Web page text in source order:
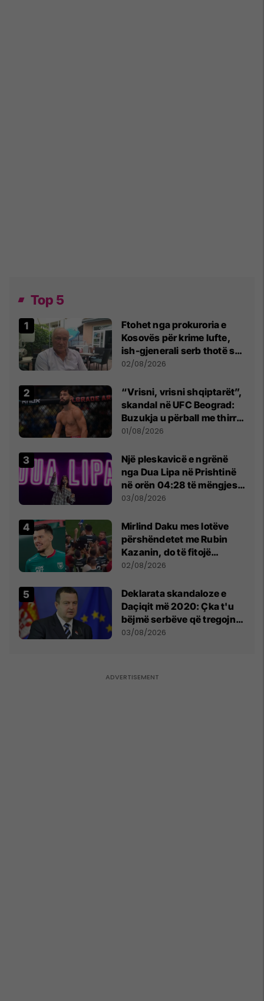
Top 5
Ftohet nga prokuroria e
Kosovës për krime lufte,
ish-gjenerali serb thotë se
dikush e tradhtoi në
02/08/2026
“Vrisni, vrisni shqiptarët”,
skandal në UFC Beograd:
Buzukja u përball me thirrje
anti-shqiptare nga
01/08/2026
Një pleskavicë e ngrënë
nga Dua Lipa në Prishtinë
në orën 04:28 të mëngjesit
- dhe bota digjitale serbe
03/08/2026
Mirlind Daku mes lotëve
përshëndetet me Rubin
Kazanin, do të fitojë
miliona te Spartak Moska
02/08/2026
​Deklarata skandaloze e
Daçiqit më 2020: Çka t'u
bëjmë serbëve që tregojnë
ku janë varrosur shqiptarët
03/08/2026